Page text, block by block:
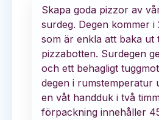
Skapa goda pizzor av
surdeg. Degen kommer
som är enkla att baka ut
pizzabotten. Surdegen
och ett behagligt
degen i rumstemperatur
en våt handduk i två
förpackning innehåller